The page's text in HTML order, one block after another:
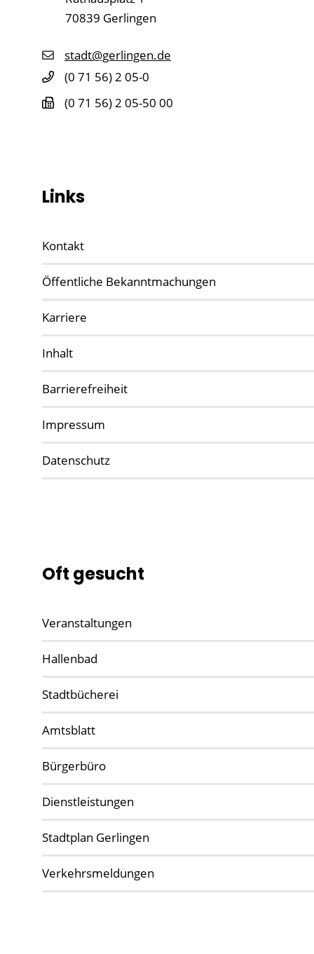
70839 Gerlingen
stadt@gerlingen.de
(0 71 56) 2 05-0
(0 71 56) 2 05-50 00
Links
Kontakt
Öffentliche Bekanntmachungen
Karriere
Inhalt
Barrierefreiheit
Impressum
Datenschutz
Oft gesucht
Veranstaltungen
Hallenbad
Stadtbücherei
Amtsblatt
Bürgerbüro
Dienstleistungen
Stadtplan Gerlingen
Verkehrsmeldungen